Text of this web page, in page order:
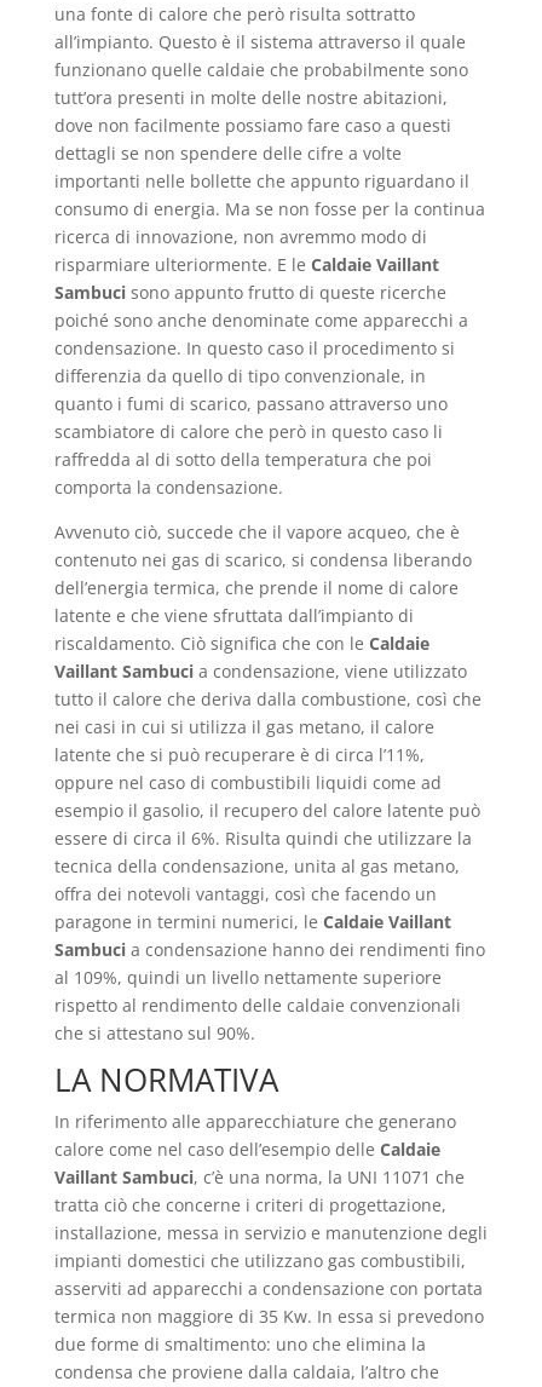
una fonte di calore che però risulta sottratto
all’impianto. Questo è il sistema attraverso il quale
funzionano quelle caldaie che probabilmente sono
tutt’ora presenti in molte delle nostre abitazioni,
dove non facilmente possiamo fare caso a questi
dettagli se non spendere delle cifre a volte
importanti nelle bollette che appunto riguardano il
consumo di energia. Ma se non fosse per la continua
ricerca di innovazione, non avremmo modo di
risparmiare ulteriormente. E le Caldaie Vaillant
Sambucisono appunto frutto di queste ricerche
poiché sono anche denominate come apparecchi a
condensazione. In questo caso il procedimento si
differenzia da quello di tipo convenzionale, in
quanto i fumi di scarico, passano attraverso uno
scambiatore di calore che però in questo caso li
raffredda al di sotto della temperatura che poi
comporta la condensazione.
Avvenuto ciò, succede che il vapore acqueo, che è
contenuto nei gas di scarico, si condensa liberando
dell’energia termica, che prende il nome di calore
latente e che viene sfruttata dall’impianto di
riscaldamento. Ciò significa che con le Caldaie
Vaillant Sambucia condensazione, viene utilizzato
tutto il calore che deriva dalla combustione, così che
nei casi in cui si utilizza il gas metano, il calore
latente che si può recuperare è di circa l’11%,
oppure nel caso di combustibili liquidi come ad
esempio il gasolio, il recupero del calore latente può
essere di circa il 6%. Risulta quindi che utilizzare la
tecnica della condensazione, unita al gas metano,
offra dei notevoli vantaggi, così che facendo un
paragone in termini numerici, le Caldaie Vaillant
Sambucia condensazione hanno dei rendimenti fino
al 109%, quindi un livello nettamente superiore
rispetto al rendimento delle caldaie convenzionali
che si attestano sul 90%.
LA NORMATIVA
In riferimento alle apparecchiature che generano
calore come nel caso dell’esempio delle Caldaie
Vaillant Sambuci, c’è una norma, la UNI 11071 che
tratta ciò che concerne i criteri di progettazione,
installazione, messa in servizio e manutenzione degli
impianti domestici che utilizzano gas combustibili,
asserviti ad apparecchi a condensazione con portata
termica non maggiore di 35 Kw. In essa si prevedono
due forme di smaltimento: uno che elimina la
condensa che proviene dalla caldaia, l’altro che